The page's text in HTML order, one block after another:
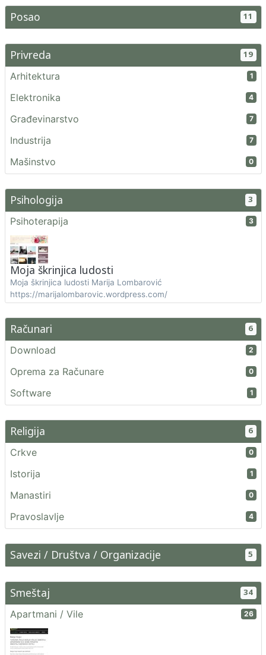
Posao 11
Privreda 19
Arhitektura 1
Elektronika 4
Građevinarstvo 7
Industrija 7
Mašinstvo 0
Psihologija 3
Psihoterapija 3
Moja škrinjica ludosti
Moja škrinjica ludosti Marija Lombarović
https://marijalombarovic.wordpress.com/
Računari 6
Download 2
Oprema za Računare 0
Software 1
Religija 6
Crkve 0
Istorija 1
Manastiri 0
Pravoslavlje 4
Savezi / Društva / Organizacije 5
Smeštaj 34
Apartmani / Vile 26